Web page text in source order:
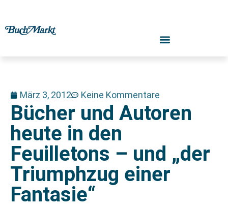
März 3, 2012 Keine Kommentare
Bücher und Autoren
heute in den
Feuilletons – und „der
Triumphzug einer
Fantasie“